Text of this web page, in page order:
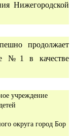
Нижегородской
продолжает
№1 в качестве
учреждение
округа город Бор